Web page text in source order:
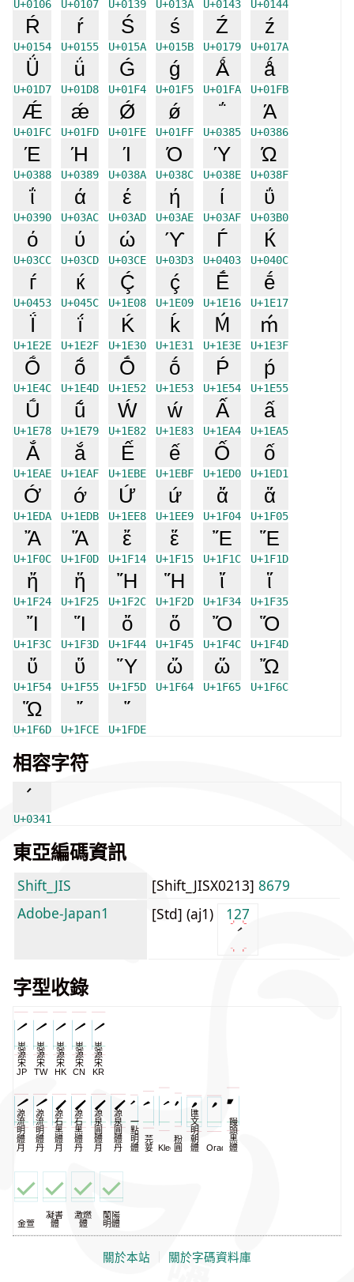
U+0106 U+0107 U+0139 U+013A U+0143 U+0144
Ŕ
U+0154
ŕ
U+0155
Ś
U+015A
ś
U+015B
Ź
U+0179
ź
U+017A
Ǘ
U+01D7
ǘ
U+01D8
Ǵ
U+01F4
ǵ
U+01F5
Ǻ
U+01FA
ǻ
U+01FB
Ǽ
U+01FC
ǽ
U+01FD
Ǿ
U+01FE
ǿ
U+01FF
΅
U+0385
Ά
U+0386
Έ
U+0388
Ή
U+0389
Ί
U+038A
Ό
U+038C
Ύ
U+038E
Ώ
U+038F
ΐ
U+0390
ά
U+03AC
έ
U+03AD
ή
U+03AE
ί
U+03AF
ΰ
U+03B0
ό
U+03CC
ύ
U+03CD
ώ
U+03CE
ϓ
U+03D3
Ѓ
U+0403
Ќ
U+040C
ѓ
U+0453
ќ
U+045C
Ḉ
U+1E08
ḉ
U+1E09
Ḗ
U+1E16
ḗ
U+1E17
Ḯ
U+1E2E
ḯ
U+1E2F
Ḱ
U+1E30
ḱ
U+1E31
Ḿ
U+1E3E
ḿ
U+1E3F
Ṍ
U+1E4C
ṍ
U+1E4D
Ṓ
U+1E52
ṓ
U+1E53
Ṕ
U+1E54
ṕ
U+1E55
Ṹ
U+1E78
ṹ
U+1E79
Ẃ
U+1E82
ẃ
U+1E83
Ấ
U+1EA4
ấ
U+1EA5
Ắ
U+1EAE
ắ
U+1EAF
Ế
U+1EBE
ế
U+1EBF
Ố
U+1ED0
ố
U+1ED1
Ớ
U+1EDA
ớ
U+1EDB
Ứ
U+1EE8
ứ
U+1EE9
ἄ
U+1F04
ἅ
U+1F05
Ἄ
U+1F0C
Ἅ
U+1F0D
ἔ
U+1F14
ἕ
U+1F15
Ἔ
U+1F1C
Ἕ
U+1F1D
ἤ
U+1F24
ἥ
U+1F25
Ἤ
U+1F2C
Ἥ
U+1F2D
ἴ
U+1F34
ἵ
U+1F35
Ἴ
U+1F3C
Ἵ
U+1F3D
ὄ
U+1F44
ὅ
U+1F45
Ὄ
U+1F4C
Ὅ
U+1F4D
ὔ
U+1F54
ὕ
U+1F55
Ὕ
U+1F5D
ὤ
U+1F64
ὥ
U+1F65
Ὤ
U+1F6C
Ὥ
U+1F6D
῎
U+1FCE
῞
U+1FDE
相容字符
U+0341
東亞編碼資訊
Shift_JIS [Shift_JISX0213] 8679
Adobe-Japan1
[Std] (aj1) 127
字型收錄
思
源
宋
JP
思
源
宋
TW
思
源
宋
HK
思
源
宋
CN
思
源
宋
KR
源
流
明
體
月
源
流
明
體
丹
源
石
黑
體
月
源
石
黑
體
丹
源
泉
圓
體
月
源
泉
圓
體
丹
一
點
明
體
芫
荽 KleeOne
粉
圓
匯
文
明
朝
體
Oradano
饅
頭
黑
體
金萱
凝書
體
激燃
體
蘭陽
明體
關於本站 關於字碼資料庫